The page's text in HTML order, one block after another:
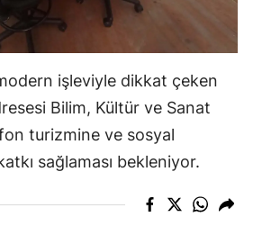
işleviyle dikkat çeken
Bilim, Kültür ve Sanat
turizmine ve sosyal
sağlaması bekleniyor.